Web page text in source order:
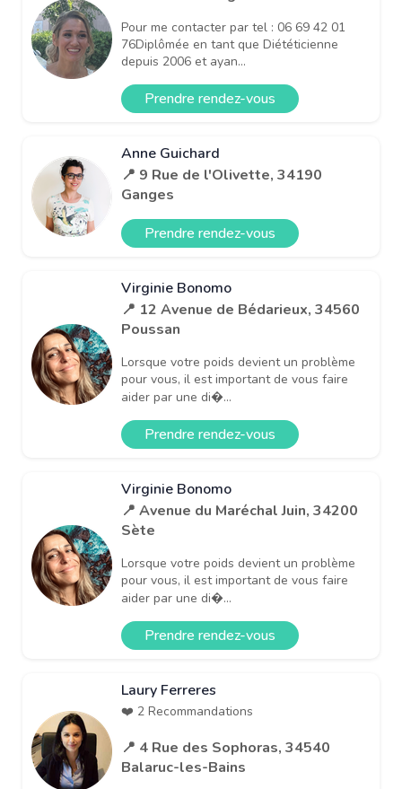
Pour me contacter par tel : 06 69 42 01
76Diplômée en tant que Diététicienne
depuis 2006 et ayan...
Prendre rendez-vous
Anne Guichard
📍 9 Rue de l'Olivette, 34190
Ganges
Prendre rendez-vous
Virginie Bonomo
📍 12 Avenue de Bédarieux, 34560
Poussan
Lorsque votre poids devient un problème
pour vous, il est important de vous faire
aider par une di�...
Prendre rendez-vous
Virginie Bonomo
📍 Avenue du Maréchal Juin, 34200
Sète
Lorsque votre poids devient un problème
pour vous, il est important de vous faire
aider par une di�...
Prendre rendez-vous
Laury Ferreres
❤️ 2 Recommandations
📍 4 Rue des Sophoras, 34540
Balaruc-les-Bains